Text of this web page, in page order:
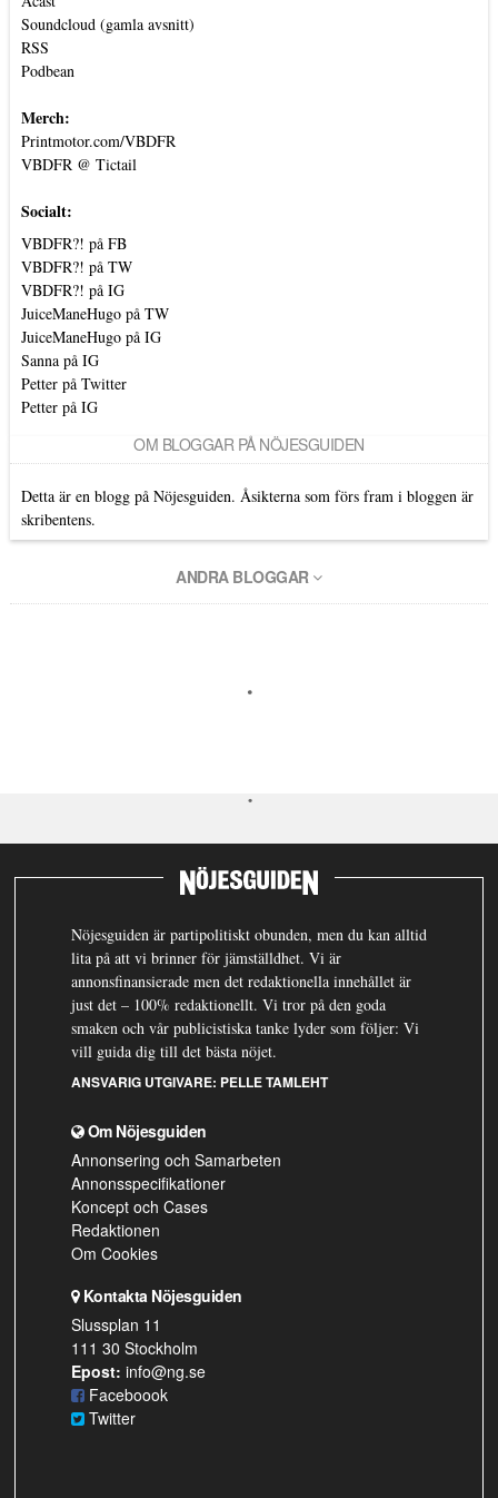
Soundcloud (gamla avsnitt)
RSS
Podbean
Merch:
Printmotor.com/VBDFR
VBDFR @ Tictail
Socialt:
VBDFR?! på FB
VBDFR?! på TW
VBDFR?! på IG
JuiceManeHugo på TW
JuiceManeHugo på IG
Sanna på IG
Petter på Twitter
Petter på IG
OM BLOGGAR PÅ NÖJESGUIDEN
Detta är en blogg på Nöjesguiden. Åsikterna som förs fram i bloggen är
skribentens.
ANDRA BLOGGAR
Nöjesguiden är partipolitiskt obunden, men du kan alltid
lita på att vi brinner för jämställdhet. Vi är
annonsfinansierade men det redaktionella innehållet är
just det – 100% redaktionellt. Vi tror på den goda
smaken och vår publicistiska tanke lyder som följer: Vi
vill guida dig till det bästa nöjet.
ANSVARIG UTGIVARE: PELLE TAMLEHT
Om Nöjesguiden
Annonsering och Samarbeten
Annonsspecifikationer
Koncept och Cases
Redaktionen
Om Cookies
Kontakta Nöjesguiden
Slussplan 11
111 30 Stockholm
Epost: info@ng.se
Faceboook
Twitter